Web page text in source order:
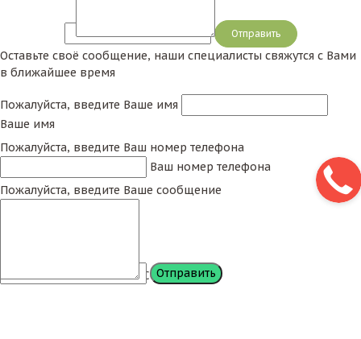
Сообщение
Оставьте своё сообщение, наши специалисты свяжутся с Вами
в ближайшее время
Пожалуйста, введите Ваше имя
Ваше имя
Пожалуйста, введите Ваш номер телефона
Ваш номер телефона
Пожалуйста, введите Ваше сообщение
Сообщение